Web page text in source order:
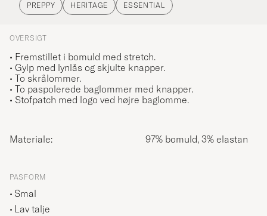
PREPPY HERITAGE ESSENTIAL
OVERSIGT
• Fremstillet i bomuld med stretch.
• Gylp med lynlås og skjulte knapper.
• To skrålommer.
• To paspolerede baglommer med knapper.
• Stofpatch med logo ved højre baglomme.
Materiale: 97% bomuld, 3% elastan
PASFORM
Smal
Lav talje